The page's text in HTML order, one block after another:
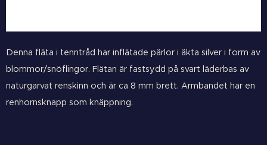
Denna fläta i tenntråd har inflätade pärlor i äkta silver i form av
blommor/snöflingor. Flätan är fastsydd på svart läderbas av
naturgarvat renskinn och är ca 8 mm brett. Armbandet har en
renhornsknapp som knäppning.